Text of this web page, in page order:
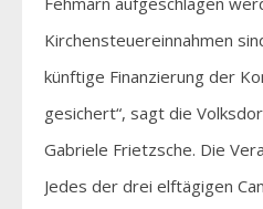
Kirchensteuereinnahmen
künftige Finanzierung der
gesichert“, sagt die
Gabriele Frietzsche. Die
Jedes der drei elftägigen